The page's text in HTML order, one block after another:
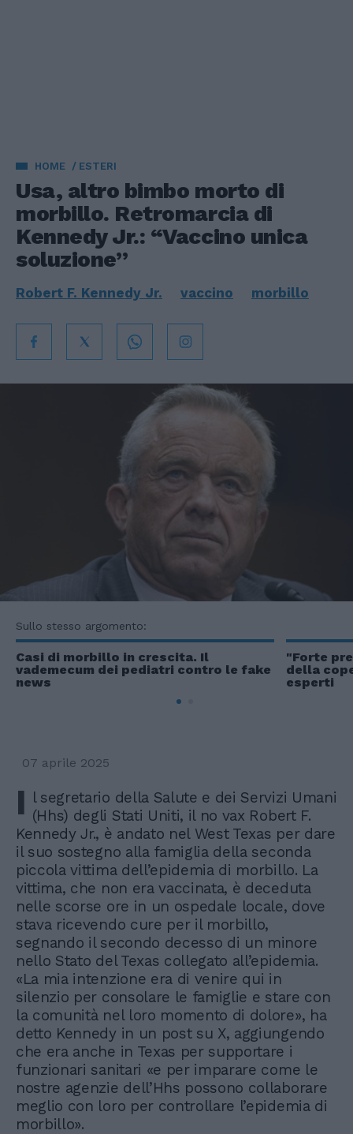
HOME ESTERI
Usa, altro bimbo morto di
morbillo. Retromarcia di
Kennedy Jr.: “Vaccino unica
soluzione”
Robert F. Kennedy Jr. vaccino morbillo
Sullo stesso argomento:
Casi di morbillo in crescita. Il
vademecum dei pediatri contro le fake
news
"Forte
della
esperti
07 aprile 2025
I l segretario della Salute e dei Servizi Umani
(Hhs) degli Stati Uniti, il no vax Robert F.
Kennedy Jr., è andato nel West Texas per dare
il suo sostegno alla famiglia della seconda
piccola vittima dell’epidemia di morbillo. La
vittima, che non era vaccinata, è deceduta
nelle scorse ore in un ospedale locale, dove
stava ricevendo cure per il morbillo,
segnando il secondo decesso di un minore
nello Stato del Texas collegato all’epidemia.
«La mia intenzione era di venire qui in
silenzio per consolare le famiglie e stare con
la comunità nel loro momento di dolore», ha
detto Kennedy in un post su X, aggiungendo
che era anche in Texas per supportare i
funzionari sanitari «e per imparare come le
nostre agenzie dell’Hhs possono collaborare
meglio con loro per controllare l’epidemia di
morbillo».